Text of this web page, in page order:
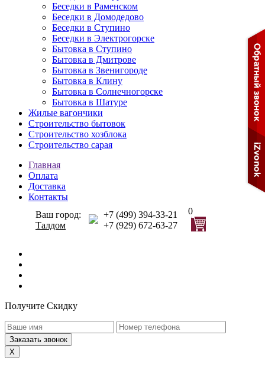
Беседки в Раменском
Беседки в Домодедово
Беседки в Ступино
Беседки в Электрогорске
Бытовка в Ступино
Бытовка в Дмитрове
Бытовка в Звенигороде
Бытовка в Клину
Бытовка в Солнечногорске
Бытовка в Шатуре
Жилые вагончики
Строительство бытовок
Строительство хозблока
Строительство сарая
Главная
Оплата
Доставка
Контакты
Ваш город:
Талдом
+7 (499) 394-33-21
+7 (929) 672-63-27
0
Получите Скидку
X